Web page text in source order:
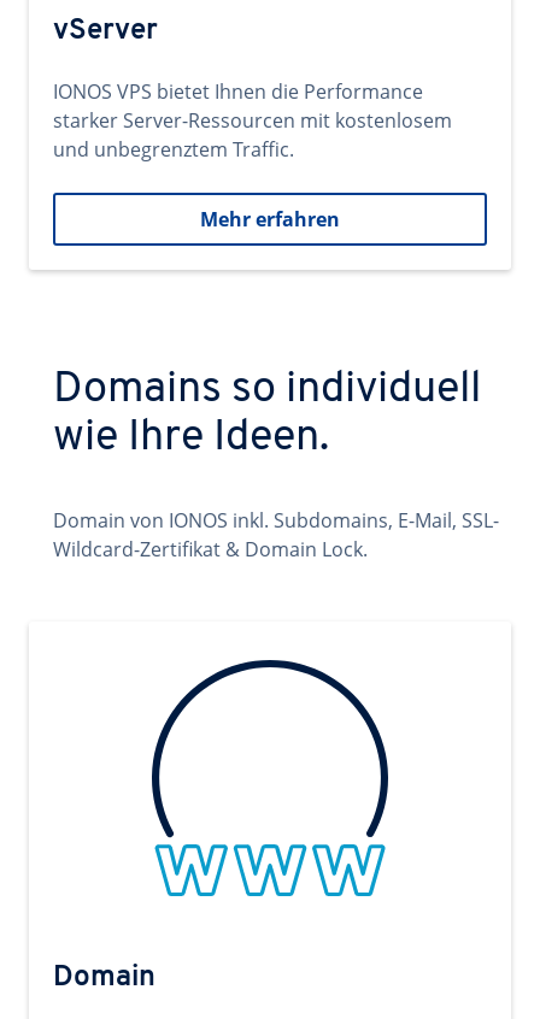
vServer
IONOS VPS bietet Ihnen die Performance
starker Server-Ressourcen mit kostenlosem
und unbegrenztem Traffic.
Mehr erfahren
Domains so individuell
wie Ihre Ideen.
Domain von IONOS inkl. Subdomains, E-Mail, SSL-
Wildcard-Zertifikat & Domain Lock.
Domain